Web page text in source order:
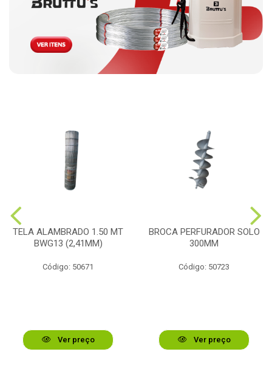
TELA ALAMBRADO 1.50 MT
BWG13 (2,41MM)
Código: 50671
Ver preço
BROCA PERFURADOR SOLO
300MM
Código: 50723
Ver preço